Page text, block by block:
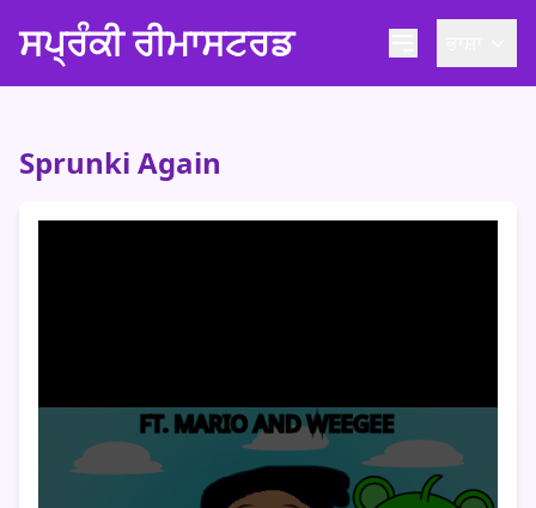
ਸਪ੍ਰੰਕੀ ਰੀਮਾਸਟਰਡ
Sprunki Again